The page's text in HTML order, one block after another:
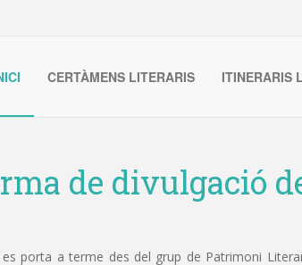
CERTÀMENS LITERARIS ITINERARIS
de divulgació
porta a terme des del grup de Patrimoni